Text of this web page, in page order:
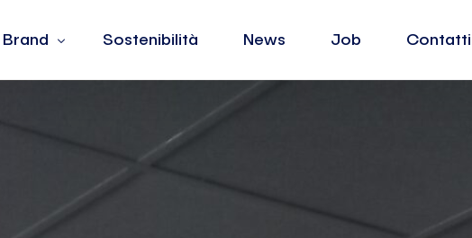
I Brand Sostenibilità News Job Contatti